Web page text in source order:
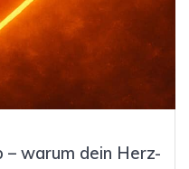
– warum dein Herz-